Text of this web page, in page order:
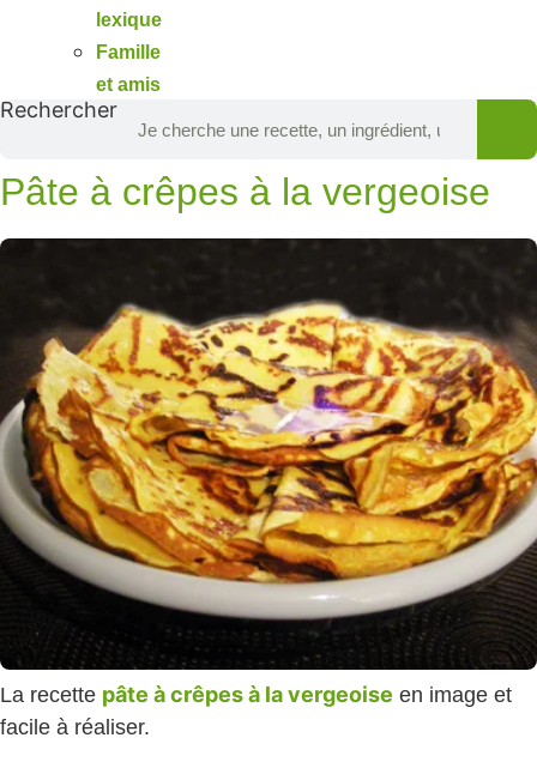
lexique
Famille
et amis
Rechercher
Pâte à crêpes à la vergeoise
La recette pâte à crêpes à la vergeoise en image et
facile à réaliser.